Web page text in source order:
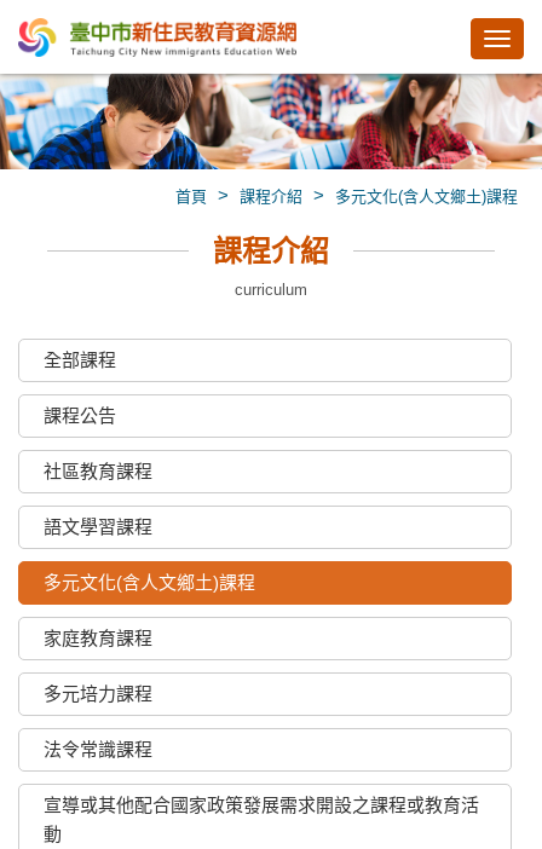
首頁 > 課程介紹 > 多元文化(含人文鄉土)課程
課程介紹
curriculum
全部課程
課程公告
社區教育課程
語文學習課程
多元文化(含人文鄉土)課程
家庭教育課程
多元培力課程
法令常識課程
宣導或其他配合國家政策發展需求開設之課程或教育活
動